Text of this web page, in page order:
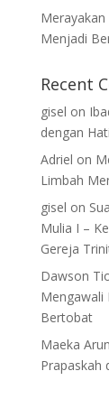
Menjadi
Recent
gisel on
dengan
Adriel on
Limbah
gisel on
Mulia I –
Gereja
Dawson
Mengawali
Bertobat
Maeka
Prapaskah